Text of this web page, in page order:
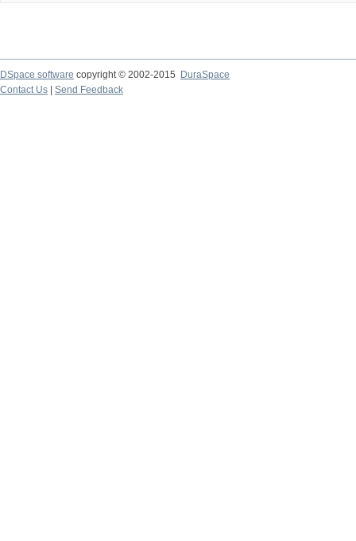
DSpace software copyright © 2002-2015
DuraSpace
Contact Us
Send Feedback